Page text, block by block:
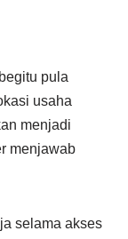
pula
usaha
menjadi
menjawab
selama akses